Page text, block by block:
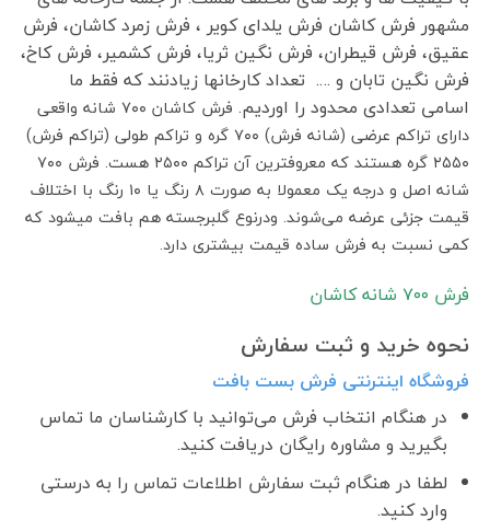
مشهور فرش کاشان فرش یلدای کویر ، فرش زمرد کاشان، فرش
عقیق، فرش قیطران، فرش نگین ثریا، فرش کشمیر، فرش کاخ،
فرش نگین تابان و …. تعداد کارخانها زیادنند که فقط ما
اسامی تعدادی محدود را اوردیم.
فرش کاشان ۷۰۰ شانه واقعی
دارای تراکم عرضی (شانه فرش) ۷۰۰ گره و تراکم طولی (تراکم فرش)
۲۵۵۰ گره هستند که معروفترین آن تراکم ۲۵۰۰ هست. فرش ۷۰۰
شانه اصل و درجه یک معمولا به صورت ۸ رنگ یا ۱۰ رنگ با اختلاف
قیمت جزئی عرضه می‌شوند. ودرنوع گلبرجسته هم بافت میشود که
کمی نسبت به فرش ساده قیمت بیشتری دارد.
فرش ٧٠٠ شانه کاشان
نحوه خرید و ثبت سفارش
فروشگاه اینترنتی فرش بست بافت
در هنگام انتخاب فرش می‌توانید با کارشناسان ما تماس
بگیرید و مشاوره رایگان دریافت کنید.
لطفا در هنگام ثبت سفارش اطلاعات تماس را به درستی
وارد کنید.